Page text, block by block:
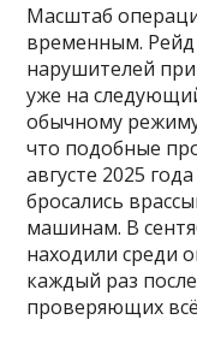
Масштаб
временным. Рейд
нарушителей
уже на
обычному
что подобные
августе 2025
бросались
машинам. В
находили среди
каждый раз
проверяющих